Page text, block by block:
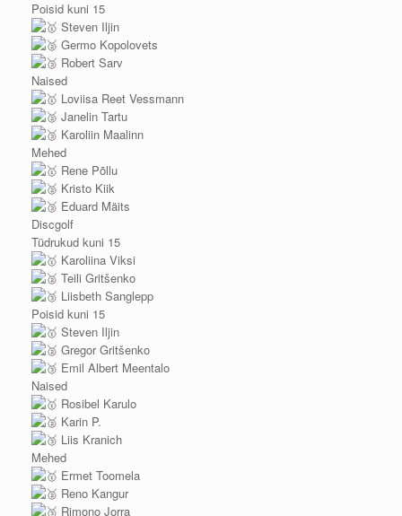
Poisid kuni 15
Steven Iljin
Germo Kopolovets
Robert Sarv
Naised
Loviisa Reet Vessmann
Janelin Tartu
Karoliin Maalinn
Mehed
Rene Põllu
Kristo Kiik
Eduard Mäits
Discgolf
Tüdrukud kuni 15
Karoliina Viksi
Teili Gritšenko
Liisbeth Sanglepp
Poisid kuni 15
Steven Iljin
Gregor Gritšenko
Emil Albert Meentalo
Naised
Rosibel Karulo
Karin P.
Liis Kranich
Mehed
Ermet Toomela
Reno Kangur
Rimono Jorra